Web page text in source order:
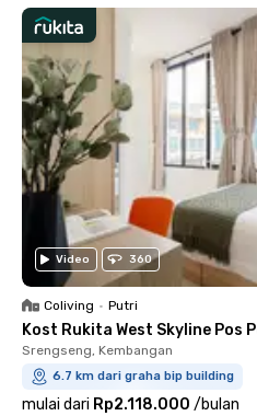
Video 360
Coliving • Putri
Kost Rukita West Skyline Pos
Srengseng, Kembangan
6.7 km dari graha bip building
mulai dari Rp2.118.000 /bulan